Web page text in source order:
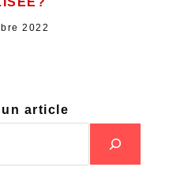
2022
un article